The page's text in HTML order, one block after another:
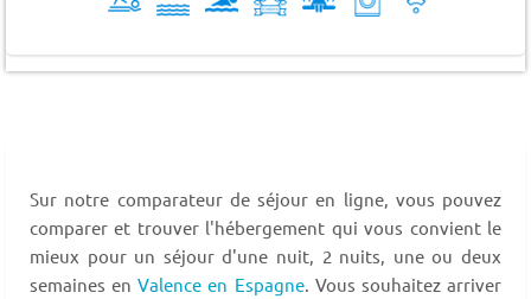
Sur notre comparateur de séjour en ligne, vous pouvez
comparer et trouver l'hébergement qui vous convient le
mieux pour un séjour d'une nuit, 2 nuits, une ou deux
semaines enValence en Espagne. Vous souhaitez arriver